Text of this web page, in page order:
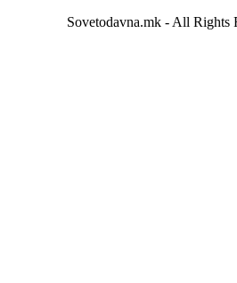
Sovetodavna.mk - All Rights